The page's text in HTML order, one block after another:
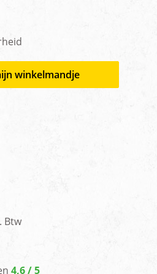
winkelmandje
Btw
4,6 / 5